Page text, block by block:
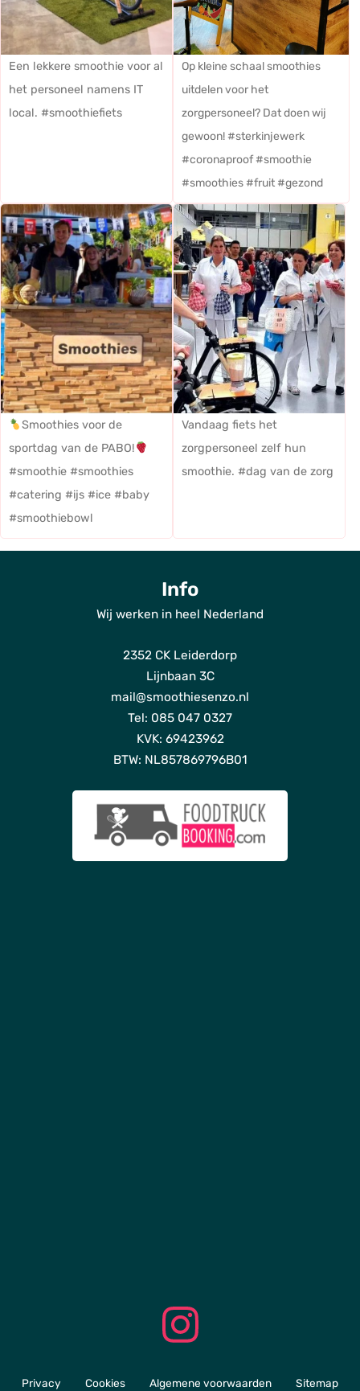
Een lekkere smoothie voor al
het personeel namens IT
local. #smoothiefiets
Op kleine schaal smoothies
uitdelen voor het
zorgpersoneel? Dat doen wij
gewoon! #sterkinjewerk
#coronaproof #smoothie
#smoothies #fruit #gezond
Smoothies voor de
sportdag van de PABO!
#smoothie #smoothies
#catering #ijs #ice #baby
#smoothiebowl
Vandaag fiets het
zorgpersoneel zelf hun
smoothie. #dag van de zorg
Info
Wij werken in heel Nederland
2352 CK Leiderdorp
Lijnbaan 3C
mail@smoothiesenzo.nl
Tel: 085 047 0327
KVK: 69423962
BTW: NL857869796B01
Privacy Cookies Algemene voorwaarden Sitemap